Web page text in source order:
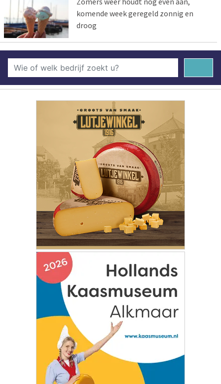
komende week geregeld zonnig en
droog